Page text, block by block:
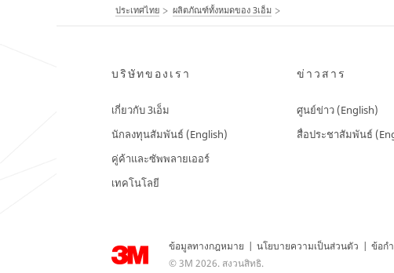
ประเทศไทย ผลิตภัณฑ์ทั้งหมดของ 3เอ็ม
บริษัทของเรา
เกี่ยวกับ 3เอ็ม
นักลงทุนสัมพันธ์ (English)
คู่ค้าและซัพพลายเออร์
เทคโนโลยี
ข่าวสาร
ศูนย์ข่าว (English)
สื่อประชาสัมพันธ์
ข้อมูลทางกฎหมาย | นโยบายความเป็นส่วนตัว | ข้อก
© 3M 2026. สงวนสิทธิ.